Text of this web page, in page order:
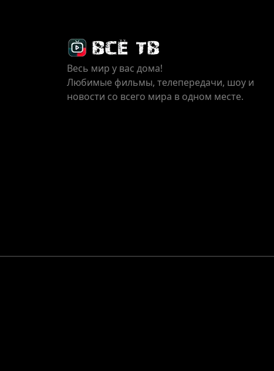
Весь мир у вас дома!
Любимые фильмы, телепередачи, шоу и
новости со всего мира в одном месте.